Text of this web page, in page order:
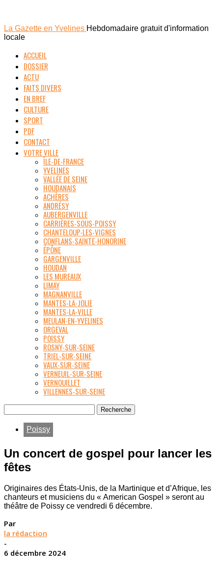
La Gazette en Yvelines Hebdomadaire gratuit d'information
locale
ACCUEIL
DOSSIER
ACTU
FAITS DIVERS
EN BREF
CULTURE
SPORT
PDF
CONTACT
VOTRE VILLE
ÎLE-DE-FRANCE
YVELINES
VALLÉE DE SEINE
HOUDANAIS
ACHÈRES
ANDRÉSY
AUBERGENVILLE
CARRIÈRES-SOUS-POISSY
CHANTELOUP-LES-VIGNES
CONFLANS-SAINTE-HONORINE
ÉPÔNE
GARGENVILLE
HOUDAN
LES MUREAUX
LIMAY
MAGNANVILLE
MANTES-LA-JOLIE
MANTES-LA-VILLE
MEULAN-EN-YVELINES
ORGEVAL
POISSY
ROSNY-SUR-SEINE
TRIEL-SUR-SEINE
VAUX-SUR-SEINE
VERNEUIL-SUR-SEINE
VERNOUILLET
VILLENNES-SUR-SEINE
Poissy
Un concert de gospel pour lancer les
fêtes
Originaires des États-Unis, de la Martinique et d’Afrique, les
chanteurs et musiciens du « American Gospel » seront au
théâtre de Poissy ce vendredi 6 décembre.
Par
la rédaction
-
6 décembre 2024